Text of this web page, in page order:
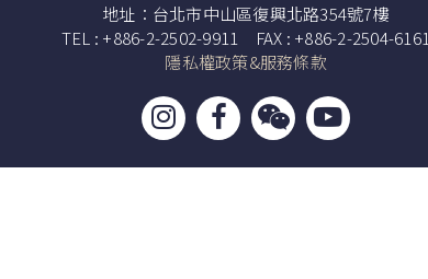
地址：台北市中山區復興北路354號7樓
TEL : +886-2-2502-9911 FAX : +886-2-2504-6161
隱私權政策&服務條款